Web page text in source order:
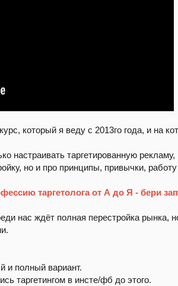
который я веду с 2013го года, и на
настраивать таргетированную
но и про принципы, привычки,
таргетолога от А до Я - бери
нас ждёт полная перестройка
и полный вариант.
таргетингом в инсте/фб до этого.